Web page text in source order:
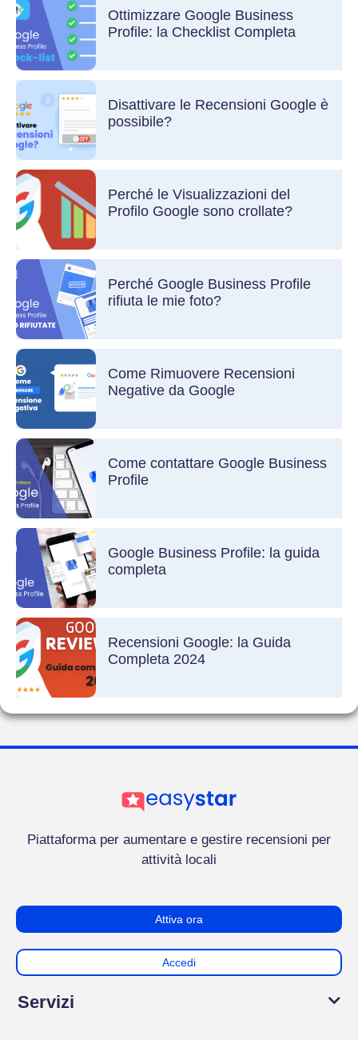
Ottimizzare Google Business
Profile: la Checklist Completa
Disattivare le Recensioni Google è
possibile?
Perché le Visualizzazioni del
Profilo Google sono crollate?
Perché Google Business Profile
rifiuta le mie foto?
Come Rimuovere Recensioni
Negative da Google
Come contattare Google Business
Profile
Google Business Profile: la guida
completa
Recensioni Google: la Guida
Completa 2024
Piattaforma per aumentare e gestire recensioni per
attività locali
Attiva ora
Accedi
Servizi